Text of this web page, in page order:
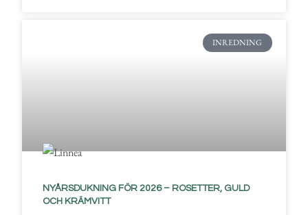
INREDNING
NYÅRSDUKNING FÖR 2026 – ROSETTER, GULD
OCH KRÄMVITT